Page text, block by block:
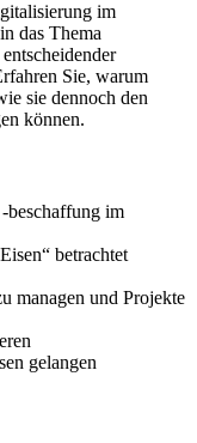
im
das Thema
Sie, warum
sie dennoch den
können.
beschaffung im
betrachtet
managen und Projekte
gelangen